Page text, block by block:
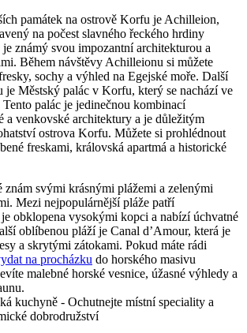
památek na ostrově Korfu je Achilleion,
na počest slavného řeckého hrdiny
známý svou impozantní architekturou a
Během návštěvy Achilleionu si můžete
sochy a výhled na Egejské moře. Další
je Městský palác v Korfu, který se nachází ve
palác je jedinečnou kombinací
a venkovské architektury a je důležitým
ostrova Korfu. Můžete si prohlédnout
freskami, královská apartmá a historické
svými krásnými plážemi a zelenými
Mezi nejpopulárnější pláže patří
je obklopena vysokými kopci a nabízí úchvatné
oblíbenou pláží je Canal d’Amour, která je
a skrytými zátokami. Pokud máte rádi
na procházku do horského masivu
malebné horské vesnice, úžasné výhledy a